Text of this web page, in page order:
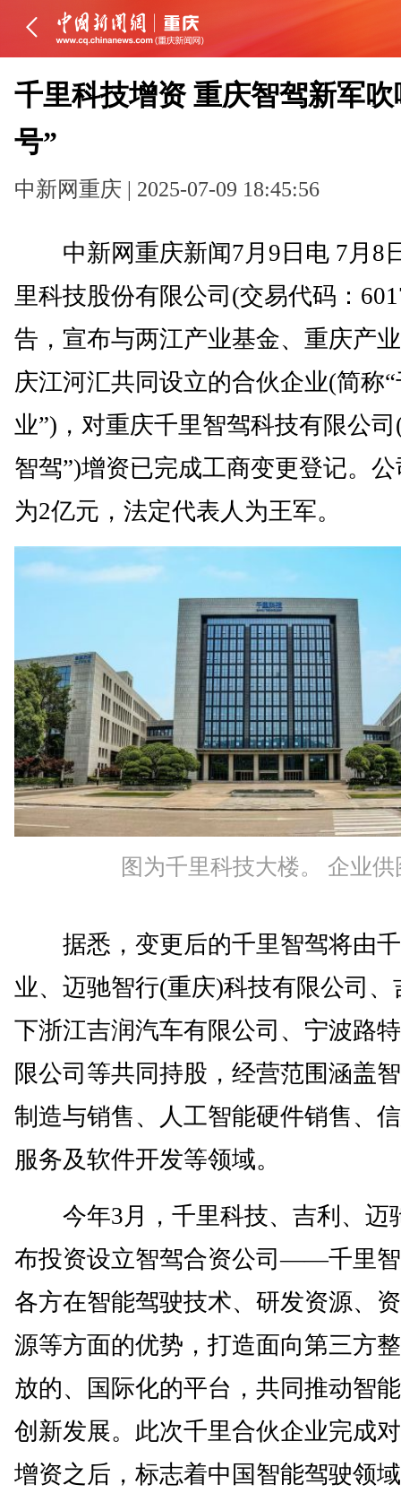
千里科技增资 重庆智驾新军吹
号”
中新网重庆 | 2025-07-09 18:45:56
中新网重庆新闻7月9日电 7月8
里科技股份有限公司(交易代码：
告，宣布与两江产业基金、重庆产
庆江河汇共同设立的合伙企业(简称
业”)，对重庆千里智驾科技有限公
智驾”)增资已完成工商变更登记。
为2亿元，法定代表人为王军。
图为千里科技大楼。 企业供
据悉，变更后的千里智驾将由千
业、迈驰智行(重庆)科技有限公司、
下浙江吉润汽车有限公司、宁波路
限公司等共同持股，经营范围涵盖
制造与销售、人工智能硬件销售、
服务及软件开发等领域。
今年3月，千里科技、吉利、迈
布投资设立智驾合资公司——千里
各方在智能驾驶技术、研发资源、
源等方面的优势，打造面向第三方
放的、国际化的平台，共同推动智
创新发展。此次千里合伙企业完成
增资之后，标志着中国智能驾驶领